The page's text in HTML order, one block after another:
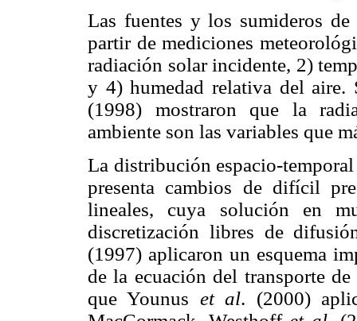
Las fuentes y los sumideros de
partir de mediciones
radiación solar incidente, 2)
y 4) humedad relativa del
(1998) mostraron que la
ambiente son las variables que
La distribución espacio-
presenta cambios de difícil
lineales, cuya solución en
discretización libres de
(1997) aplicaron un esquema
de la ecuación del transporte
que Younus et al. (2000)